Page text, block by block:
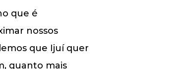
que é
nossos
que Ijuí quer
quanto mais